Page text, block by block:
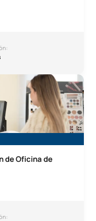
de Oficina de
e Innovación de